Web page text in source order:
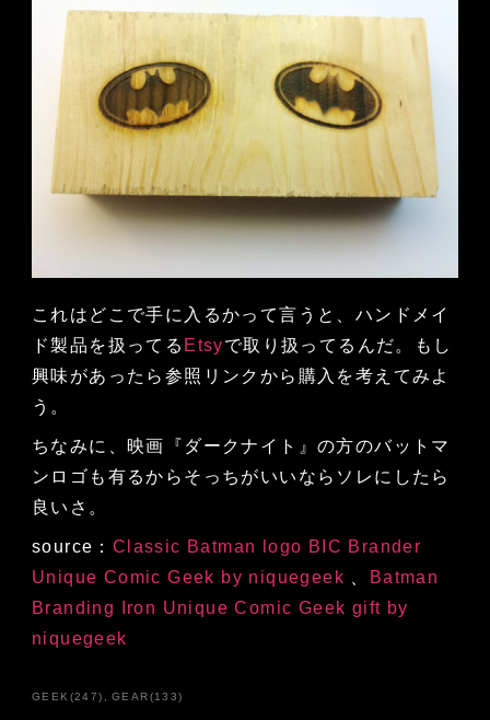
これはどこで手に入るかって言うと、ハンドメイ
ド製品を扱ってる Etsyで取り扱ってるんだ。もし
興味があったら参照リンクから購入を考えてみよ
う。
ちなみに、映画『ダークナイト』の方のバットマ
ンロゴも有るからそっちがいいならソレにしたら
良いさ。
source： Classic Batman logo BIC Brander
Unique Comic Geek by niquegeek
Batman
Branding Iron Unique Comic Geek gift by
niquegeek
GEEK (247) GEAR(133)